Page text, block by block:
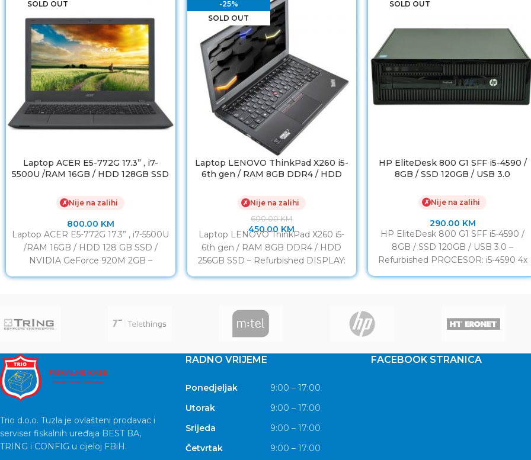
SOLD OUT
Laptop ACER E5-772G 17.3” , i7-
5500U /RAM 16GB / HDD 128GB SSD
✗ Nije na zalihi
800.00 KM
Laptop ACER E5-772G 17.3” , i7-5500U
/RAM 16GB / HDD 128 GB SSD /
NVIDIA GeForce 920M 2GB –
-25%
SOLD OUT
Laptop LENOVO ThinkPad X260 i5-
6th gen / RAM 8GB DDR4 / HDD
✗ Nije na zalihi
600.00KM
450.00 KM
Laptop LENOVO ThinkPad X260 i5-
6th gen / RAM 8GB DDR4 / HDD
256GB SSD – Refurbished DISPLAY:
SOLD OUT
HP EliteDesk 800 G1 SFF i5-4590 /
8GB / SSD 120GB / USB 3.0
✗ Nije na zalihi
290.00 KM
HP EliteDesk 800 G1 SFF i5-4590 /
8GB / SSD 120GB / USB 3.0 –
Refurbished PROCESOR: i5-4590 4x
Trio d.o.o. Tuzla je ovlašteni prodavac i
serviser fiskalnih uređaja BEST BA,
TRING i CONFIG u cijeloj FBiH.
RADNO VRIJEME
Ponedjeljak
9:00 – 17:00
Utorak
9:00 – 17:00
Srijeda
9:00 – 17:00
Četvrtak
9:00 – 17:00
FACEBOOK STRANICA